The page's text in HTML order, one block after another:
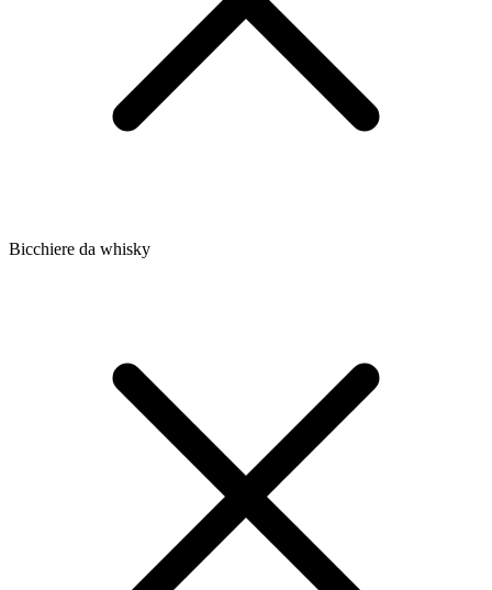
Bicchiere da whisky